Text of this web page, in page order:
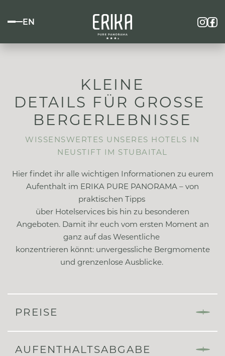
EN
KLEINE
DETAILS FÜR GROSSE
BERGERLEBNISSE
WISSENSWERTES UNSERES HOTELS IN
NEUSTIFT IM STUBAITAL
Hier findet ihr alle wichtigen Informationen zu eurem
Aufenthalt im ERIKA PURE PANORAMA – von
praktischen Tipps
über Hotelservices bis hin zu besonderen
Angeboten. Damit ihr euch vom ersten Moment an
ganz auf das Wesentliche
konzentrieren könnt: unvergessliche Bergmomente
und grenzenlose Ausblicke.
PREISE
AUFENTHALTSABGABE